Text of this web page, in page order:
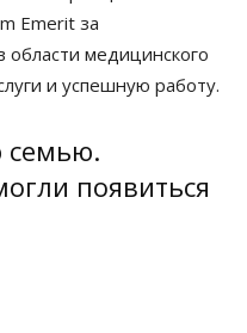
Emerit за
медицинского
и успешную работу.
семью.
появиться